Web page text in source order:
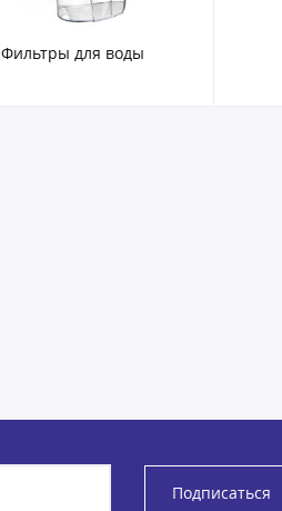
Фильтры для воды
Подписаться